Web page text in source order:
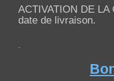
ACTIVATION DE
date de livraison.
.